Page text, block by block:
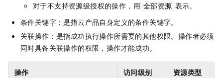
对于不支持资源级授权的操作，用 全部资源 表示。
条件关键字：是指云产品自身定义的条件关键字。
关联操作：是指成功执行操作所需要的其他权限。操作者必须
同时具备关联操作的权限，操作才能成功。
操作 访问级别 资源类型